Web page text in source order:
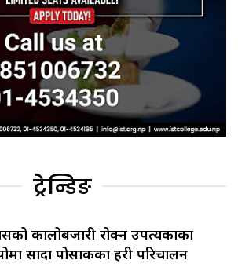
ट्रेन्डिङ
कालोबजारी रोक्न उपत्यकाका
सादा पोसाकका प्रहरी परिचालन